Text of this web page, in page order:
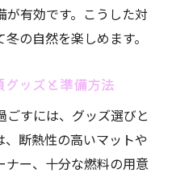
有効です。こうした対
の自然を楽しめます。
ッズと準備方法
すには、グッズ選びと
断熱性の高いマットや
ナー、十分な燃料の用意